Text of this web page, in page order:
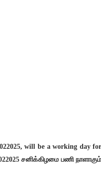
will be a working
சனிக்கிழமை பணி